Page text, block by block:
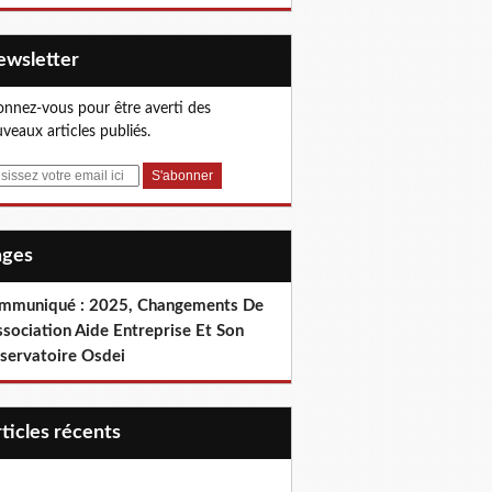
vous pour être averti des
articles publiés.
: 2025, Changements De
Aide Entreprise Et Son
Osdei
récents